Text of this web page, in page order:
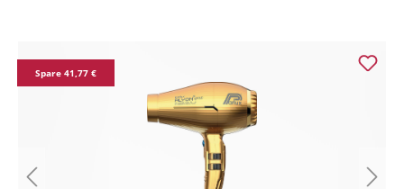
Spare 41,77 €